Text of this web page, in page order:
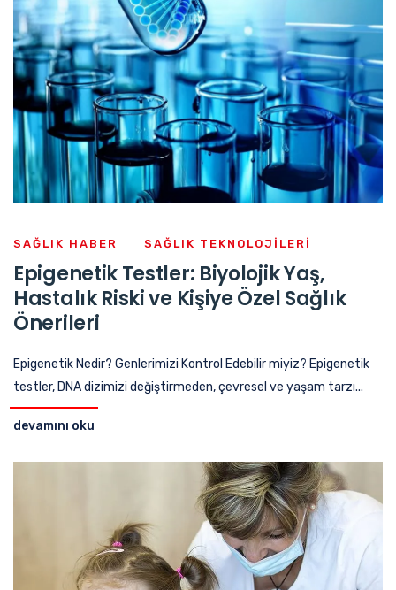
SAĞLIK HABER SAĞLIK TEKNOLOJILERI
Epigenetik Testler: Biyolojik Yaş,
Hastalık Riski ve Kişiye Özel Sağlık
Önerileri
Epigenetik Nedir? Genlerimizi Kontrol Edebilir miyiz? Epigenetik
testler, DNA dizimizi değiştirmeden, çevresel ve yaşam tarzı...
devamını oku